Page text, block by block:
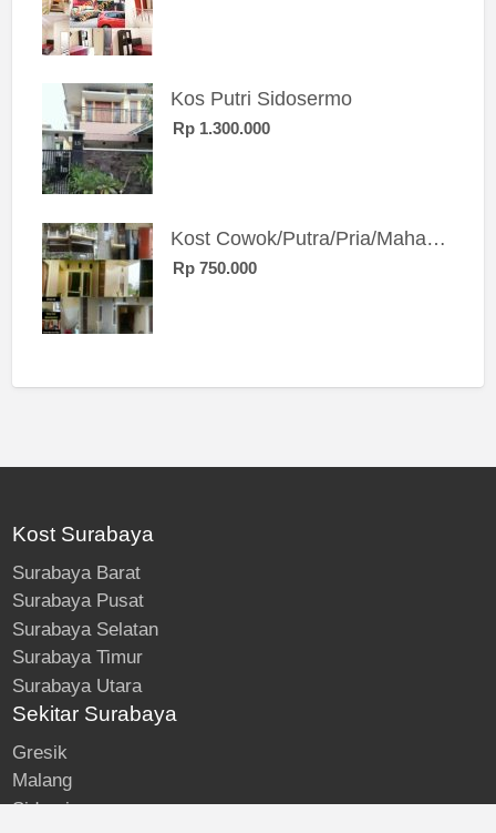
Kos Putri Sidosermo
Rp 1.300.000
Kost Cowok/Putra/Pria/Mahasiswa/Karyawan SIngle eksklusif bangunan baru
Rp 750.000
Kost Surabaya
Surabaya Barat
Surabaya Pusat
Surabaya Selatan
Surabaya Timur
Surabaya Utara
Sekitar Surabaya
Gresik
Malang
Sidoarjo